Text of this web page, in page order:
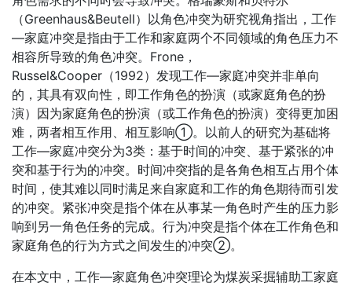
（Greenhaus&Beutell）以角色冲突为研究视角指出，工作
—家庭冲突是指由于工作和家庭两个不同领域的角色压力不
相容所导致的角色冲突。Frone，
Russel&Cooper（1992）发现工作—家庭冲突并非单向
的，其具有双向性，即工作角色的扮演（或家庭角色的扮
演）因为家庭角色的扮演（或工作角色的扮演）变得更加困
难，两者相互作用、相互影响①。以前人的研究为基础将
工作—家庭冲突分为3类：基于时间的冲突、基于紧张的冲
突和基于行为的冲突。时间冲突指的是各角色相互占用个体
时间，使其难以同时满足来自家庭和工作的角色期待而引发
的冲突。紧张冲突是指个体在从事某一角色时产生的压力影
响到另一角色任务的完成。行为冲突是指个体在工作角色和
家庭角色的行为方式之间发生的冲突②。
在本文中，工作—家庭角色冲突理论为煤炭采掘辅助工家庭